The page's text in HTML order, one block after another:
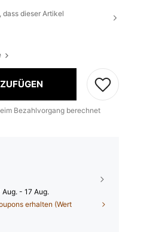
dass dieser Artikel
Bezahlvorgang berechnet
Aug. - 17 Aug.
erhalten (Wert